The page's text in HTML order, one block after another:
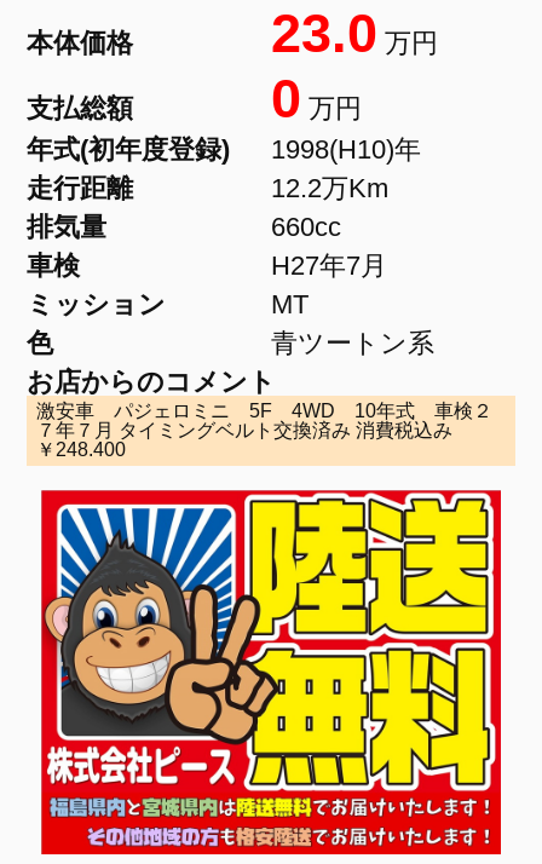
本体価格 23.0 万円
支払総額 0 万円
年式(初年度登録)
1998(H10)年
走行距離
12.2万Km
排気量
660cc
車検
H27年7月
ミッション
MT
色
青ツートン系
お店からのコメント
激安車 パジェロミニ 5F 4WD 10年式 車検２
７年７月 タイミングベルト交換済み 消費税込み
￥248.400